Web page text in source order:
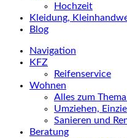
Hochzeit
Kleidung,
Blog
Navigation
KFZ
Reifenservice
Wohnen
Alles zum
Umziehen,
Sanieren und
Beratung